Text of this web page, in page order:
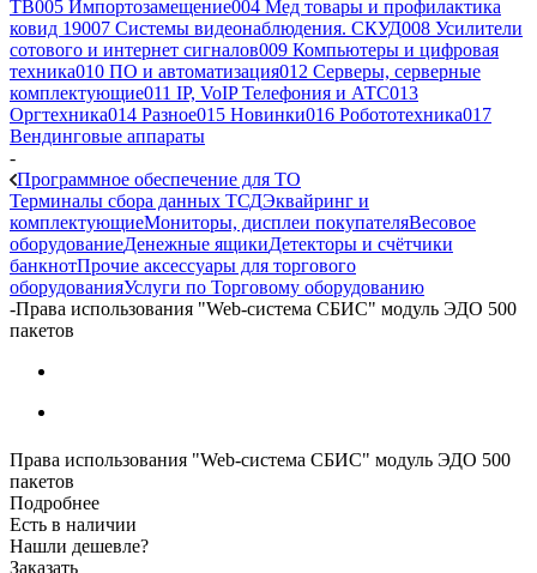
ТВ005 Импортозамещение004 Мед товары и профилактика
ковид 19007 Системы видеонаблюдения. СКУД008 Усилители
сотового и интернет сигналов009 Компьютеры и цифровая
техника010 ПО и автоматизация012 Серверы, серверные
комплектующие011 IP, VoIP Телефония и АТС013
Оргтехника014 Разное015 Новинки016 Робототехника017
Вендинговые аппараты
-
Программное обеспечение для ТО
Терминалы сбора данных ТСДЭквайринг и
комплектующиеМониторы, дисплеи покупателяВесовое
оборудованиеДенежные ящикиДетекторы и счётчики
банкнотПрочие аксессуары для торгового
оборудованияУслуги по Торговому оборудованию
-Права использования "Web-система СБИС" модуль ЭДО 500
пакетов
Права использования "Web-система СБИС" модуль ЭДО 500
пакетов
Подробнее
Есть в наличии
Нашли дешевле?
Заказать